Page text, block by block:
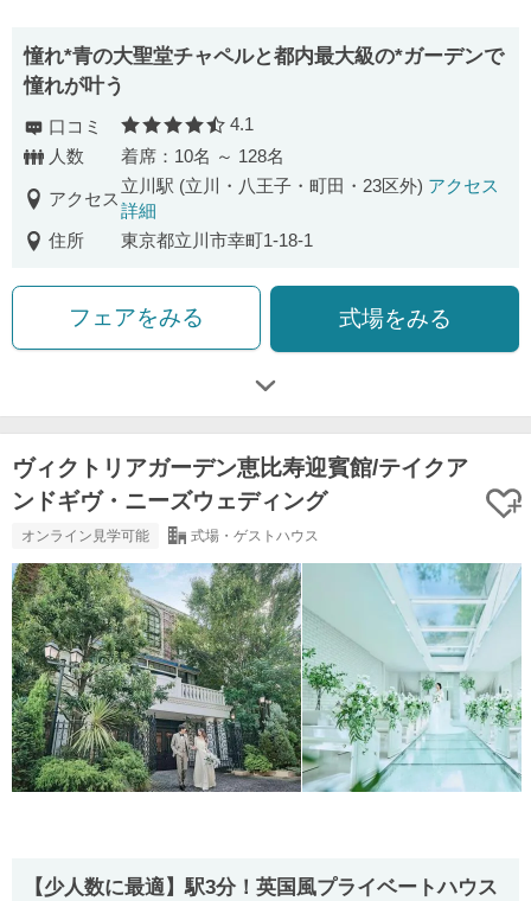
憧れ*青の大聖堂チャペルと都内最大級の*ガーデンで
憧れが叶う
口コミ 口コミ評価
4.1
人数
着席：10名 ～ 128名
アクセス
立川駅 (立川・八王子・町田・23区外) アクセス
詳細
住所
東京都立川市幸町1-18-1
フェアをみる 式場をみる
ヴィクトリアガーデン恵比寿迎賓館/テイクア
ンドギヴ・ニーズウェディング
オンライン見学可能 式場・ゲストハウス
【少人数に最適】駅3分！英国風プライベートハウス